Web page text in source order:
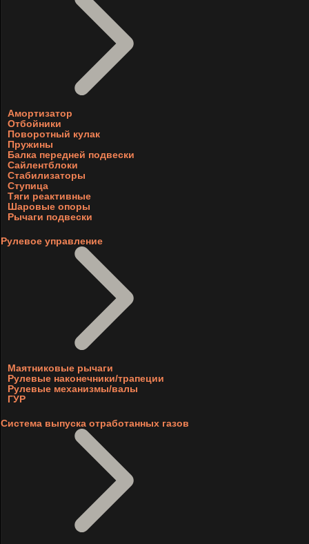
Амортизатор
Отбойники
Поворотный кулак
Пружины
Балка передней подвески
Сайлентблоки
Стабилизаторы
Ступица
Тяги реактивные
Шаровые опоры
Рычаги подвески
Рулевое управление
Маятниковые рычаги
Рулевые наконечники/трапеции
Рулевые механизмы/валы
ГУР
Система выпуска отработанных газов